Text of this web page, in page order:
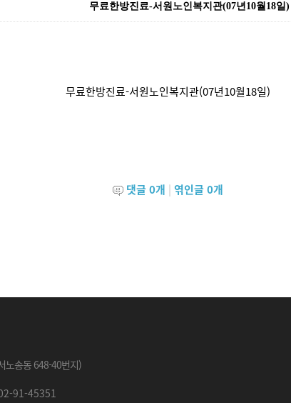
무료한방진료-서원노인복지관(07년10월18일)
무료한방진료-서원노인복지관(07년10월18일)
댓글0개 | 엮인글0개
노송동 648-40번지)
91-45351